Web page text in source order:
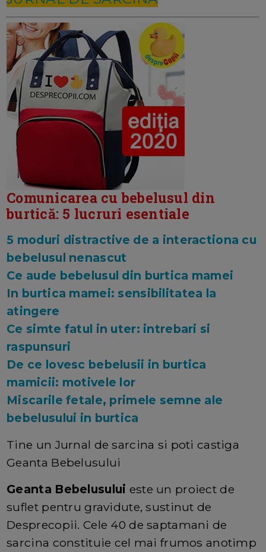
Comunicarea cu bebelusul din
burtică: 5 lucruri esentiale
5 moduri distractive de a interactiona cu
bebelusul nenascut
Ce aude bebelusul din burtica mamei
In burtica mamei: sensibilitatea la
atingere
Ce simte fatul in uter: intrebari si
raspunsuri
De ce lovesc bebelusii in burtica
mamicii: motivele lor
Miscarile fetale, primele semne ale
bebelusului in burtica
Tine un Jurnal de sarcina si poti castiga
Geanta Bebelusului
Geanta Bebelusului este un proiect de
suflet pentru gravidute, sustinut de
Desprecopii. Cele 40 de saptamani de
sarcina constituie cel mai frumos anotimp